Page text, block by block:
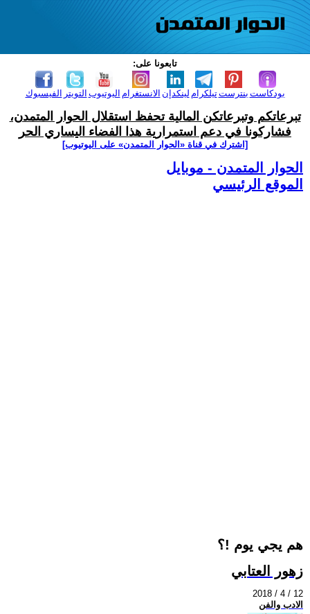
تابعونا على:
الفيسبوك التويتر اليوتيوب الانستغرام لينكدإن تيلكرامبنترست بودكاست
تبرعاتكم وتبرعاتكن المالية تحفظ استقلال الحوار المتمدن،
فشاركونا في دعم استمرارية هذا الفضاء اليساري الحر
[اشترك في قناة ‫«الحوار المتمدن» على اليوتيوب]
الحوار المتمدن - موبايل
الموقع الرئيسي
هم يجي يوم !؟
زهور العتابي
2018 / 4 / 12
الادب والفن